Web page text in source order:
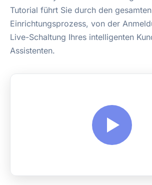
Tutorial führt Sie durch den gesamten
Einrichtungsprozess, von der
Live-Schaltung Ihres intelligenten
Assistenten.